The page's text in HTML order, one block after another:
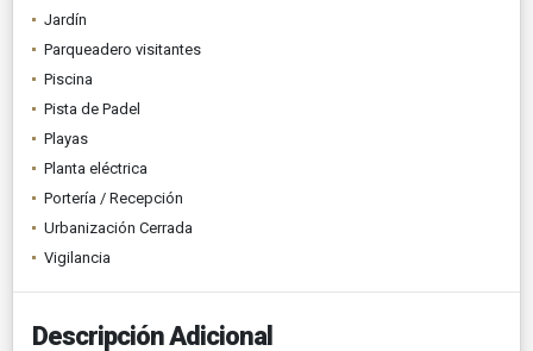
Jardín
Parqueadero visitantes
Piscina
Pista de Padel
Playas
Planta eléctrica
Portería / Recepción
Urbanización Cerrada
Vigilancia
Descripción Adicional